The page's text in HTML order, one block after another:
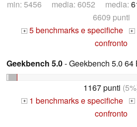
min: 5456 media: 6052 media:
6609 punti
+ 5 benchmarks e specifiche +
confronto
Geekbench 5.0- Geekbench 5.0
1167 punti
+ 1 benchmarks e specifiche +
confronto